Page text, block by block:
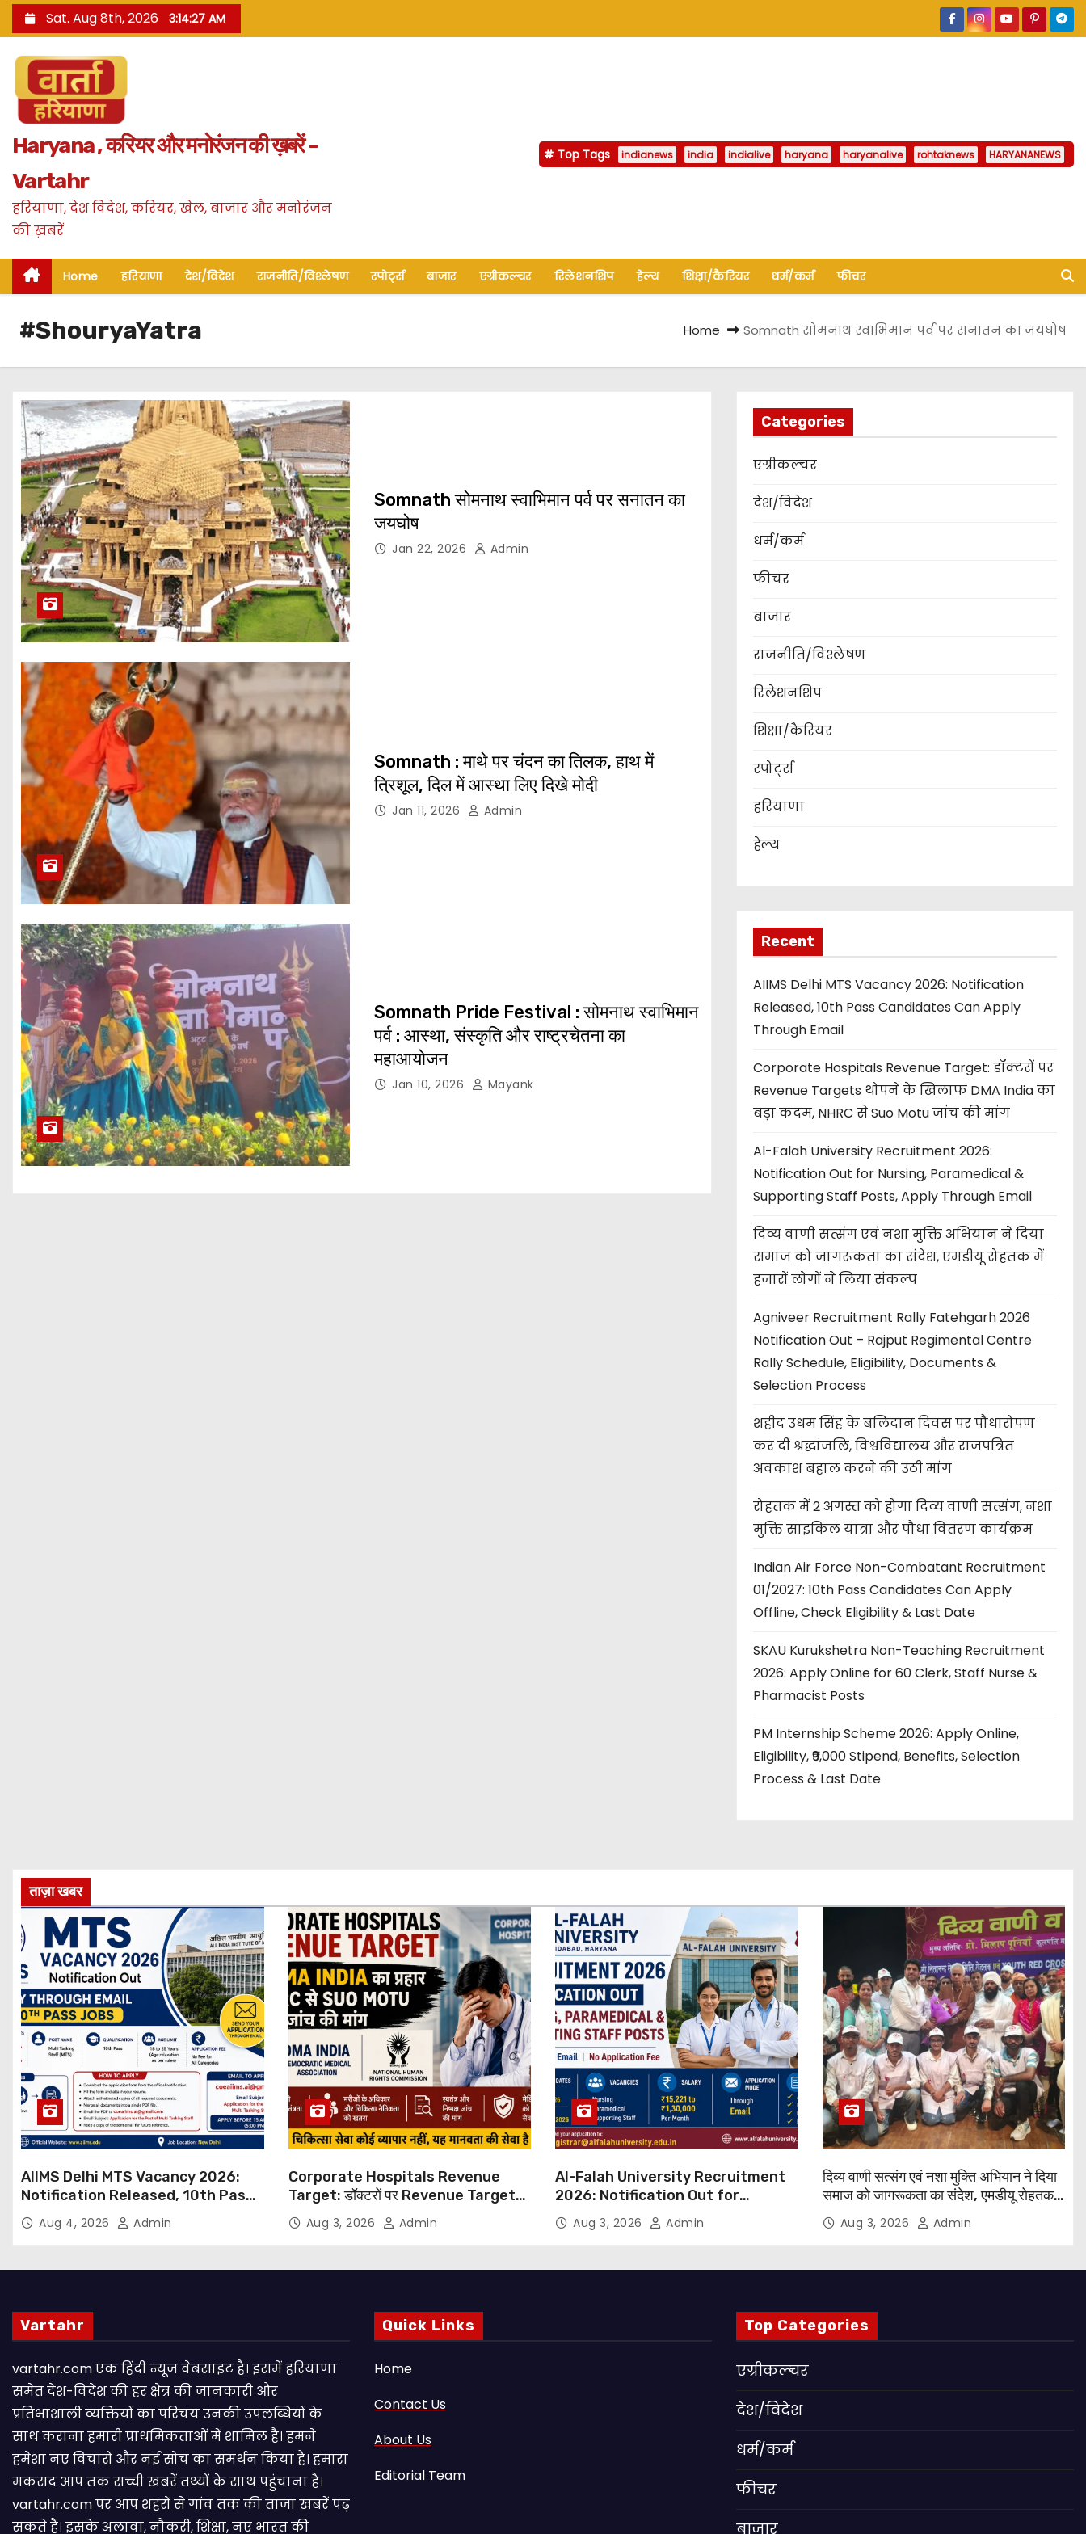
k
n
Sat. Aug 8th, 2026 3:14:28 AM
Haryana , करियर और मनोरंजन की ख़बरें -
Vartahr
हरियाणा, देश विदेश, करियर, खेल, बाजार और मनोरंजन
की ख़बरें
Top Tags indianews india indialive haryana haryanalive rohtaknews HARYANANEWS
Home हरियाणा देश/विदेश राजनीति/विश्लेषण स्पोर्ट्स बाजार एग्रीकल्चर रिलेशनशिप हेल्थ शिक्षा/कैरियर धर्म/कर्म फीचर
#ShouryaYatra Home Somnath सोमनाथ स्वाभिमान पर्व पर सनातन का जयघोष
Somnath सोमनाथ स्वाभिमान पर्व पर सनातन का
जयघोष
Jan 22, 2026 Admin
Somnath : माथे पर चंदन का तिलक, हाथ में
त्रिशूल, दिल में आस्था लिए दिखे मोदी
Jan 11, 2026 Admin
Somnath Pride Festival : सोमनाथ स्वाभिमान
पर्व : आस्था, संस्कृति और राष्ट्रचेतना का
महाआयोजन
Jan 10, 2026 Mayank
Categories
एग्रीकल्चर
देश/विदेश
धर्म/कर्म
फीचर
बाजार
राजनीति/विश्लेषण
रिलेशनशिप
शिक्षा/कैरियर
स्पोर्ट्स
हरियाणा
हेल्थ
Recent
AIIMS Delhi MTS Vacancy 2026: Notification
Released, 10th Pass Candidates Can Apply
Through Email
Corporate Hospitals Revenue Target: डॉक्टरों पर
Revenue Targets थोपने के खिलाफ DMA India का
बड़ा कदम, NHRC से Suo Motu जांच की मांग
Al-Falah University Recruitment 2026:
Notification Out for Nursing, Paramedical &
Supporting Staff Posts, Apply Through Email
दिव्य वाणी सत्संग एवं नशा मुक्ति अभियान ने दिया
समाज को जागरूकता का संदेश, एमडीयू रोहतक में
हजारों लोगों ने लिया संकल्प
Agniveer Recruitment Rally Fatehgarh 2026
Notification Out – Rajput Regimental Centre
Rally Schedule, Eligibility, Documents &
Selection Process
शहीद उधम सिंह के बलिदान दिवस पर पौधारोपण
कर दी श्रद्धांजलि, विश्वविद्यालय और राजपत्रित
अवकाश बहाल करने की उठी मांग
रोहतक में 2 अगस्त को होगा दिव्य वाणी सत्संग, नशा
मुक्ति साइकिल यात्रा और पौधा वितरण कार्यक्रम
Indian Air Force Non-Combatant Recruitment
01/2027: 10th Pass Candidates Can Apply
Offline, Check Eligibility & Last Date
SKAU Kurukshetra Non-Teaching Recruitment
2026: Apply Online for 60 Clerk, Staff Nurse &
Pharmacist Posts
PM Internship Scheme 2026: Apply Online,
Eligibility, ₹9,000 Stipend, Benefits, Selection
Process & Last Date
ताज़ा खबर
AIIMS Delhi MTS Vacancy 2026:
Notification Released, 10th Pass
Candidates Can Apply Through
Email
Aug 4, 2026 Admin
Corporate Hospitals Revenue
Target: डॉक्टरों पर Revenue Targets
थोपने के खिलाफ DMA India का बड़ा कदम,
NHRC से Suo Motu जांच की मांग
Aug 3, 2026 Admin
Al-Falah University Recruitment
2026: Notification Out for
Nursing, Paramedical &
Supporting Staff Posts, Apply
Aug 3, 2026 Admin
दिव्य वाणी सत्संग एवं नशा मुक्ति अभियान ने दिया
समाज को जागरूकता का संदेश, एमडीयू रोहतक में
हजारों लोगों ने लिया संकल्प
Aug 3, 2026 Admin
Vartahr
vartahr.com एक हिंदी न्यूज वेबसाइट है। इसमें हरियाणा
समेत देश-विदेश की हर क्षेत्र की जानकारी और
प्रतिभाशाली व्यक्तियों का परिचय उनकी उपलब्धियों के
साथ कराना हमारी प्राथमिकताओं में शामिल है। हमने
हमेशा नए विचारों और नई सोच का समर्थन किया है। हमारा
मकसद आप तक सच्ची खबरें तथ्यों के साथ पहुंचाना है।
vartahr.com पर आप शहरों से गांव तक की ताजा खबरें पढ़
सकते हैं। इसके अलावा, नौकरी, शिक्षा, नए भारत की
Quick Links
Home
Contact Us
About Us
Editorial Team
Top Categories
एग्रीकल्चर
देश/विदेश
धर्म/कर्म
फीचर
बाजार